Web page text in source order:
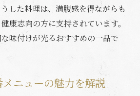
した料理は、満腹感を得ながらも
康志向の方に支持されています。
味付けが光るおすすめの一品で
ニューの魅力を解説